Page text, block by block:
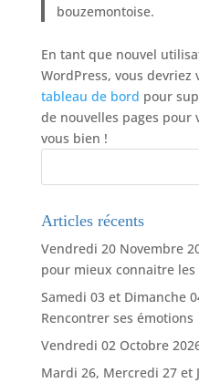
bouzemontoise.
En tant que nouvel
WordPress, vous devriez
tableau de bord pour
de nouvelles pages pour
vous bien !
Articles récents
Vendredi 20 Novembre
pour mieux connaitre les
Samedi 03 et Dimanche
Rencontrer ses émotions
Vendredi 02 Octobre
Mardi 26, Mercredi 27 et